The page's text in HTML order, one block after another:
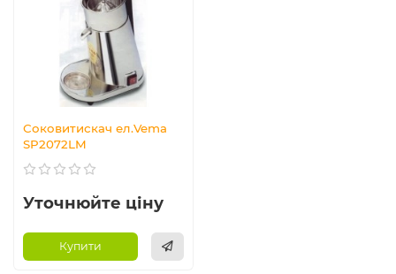
Соковитискач ел.Vema
SP2072LM
Уточнюйте ціну
Купити